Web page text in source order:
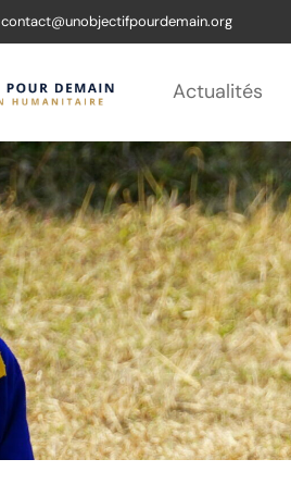
contact@unobjectifpourdemain.org
Actualités